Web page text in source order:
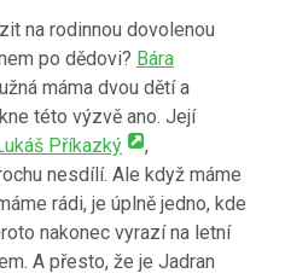
na rodinnou dovolenou
po dědovi? Bára
máma dvou dětí a
této výzvě ano. Její
Příkazký
,
nesdílí. Ale když máme
rádi, je úplně jedno, kde
nakonec vyrazí na letní
A přesto, že je Jadran